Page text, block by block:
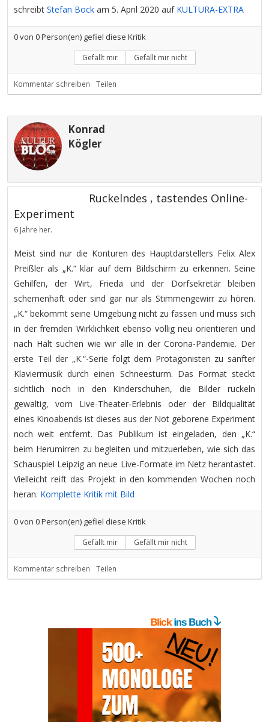
schreibt Stefan Bock am 5. April 2020 auf KULTURA-EXTRA
0von 0Person(en) gefiel diese Kritik
Gefällt mir Gefällt mir nicht
Kommentar schreiben Teilen
Konrad
Kögler
Ruckelndes , tastendes Online-
Experiment
6 Jahre her.
Meist sind nur die Konturen des Hauptdarstellers Felix Alex
Preißler als „K.“ klar auf dem Bildschirm zu erkennen. Seine
Gehilfen, der Wirt, Frieda und der Dorfsekretär bleiben
schemenhaft oder sind gar nur als Stimmengewirr zu hören.
„K.“ bekommt seine Umgebung nicht zu fassen und muss sich
in der fremden Wirklichkeit ebenso völlig neu orientieren und
nach Halt suchen wie wir alle in der Corona-Pandemie. Der
erste Teil der „K.“-Serie folgt dem Protagonisten zu sanfter
Klaviermusik durch einen Schneesturm. Das Format steckt
sichtlich noch in den Kinderschuhen, die Bilder ruckeln
gewaltig, vom Live-Theater-Erlebnis oder der Bildqualität
eines Kinoabends ist dieses aus der Not geborene Experiment
noch weit entfernt. Das Publikum ist eingeladen, den „K.“
beim Herumirren zu begleiten und mitzuerleben, wie sich das
Schauspiel Leipzig an neue Live-Formate im Netz herantastet.
Vielleicht reift das Projekt in den kommenden Wochen noch
heran. Komplette Kritik mit Bild
0von 0Person(en) gefiel diese Kritik
Gefällt mir Gefällt mir nicht
Kommentar schreiben Teilen